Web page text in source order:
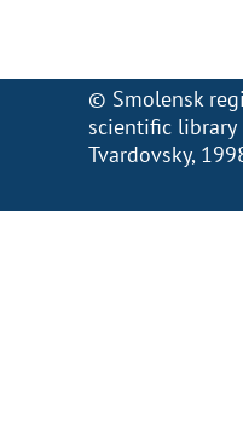
© Smolensk
scientific library
Tvardovsky,